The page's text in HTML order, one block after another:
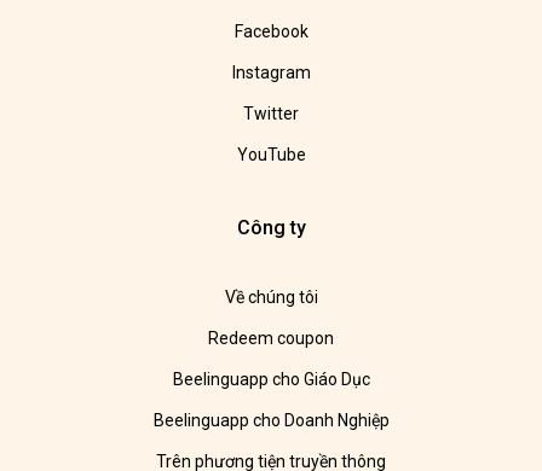
Facebook
Instagram
Twitter
YouTube
Công ty
Về chúng tôi
Redeem coupon
Beelinguapp cho Giáo Dục
Beelinguapp cho Doanh Nghiệp
Trên phương tiện truyền thông